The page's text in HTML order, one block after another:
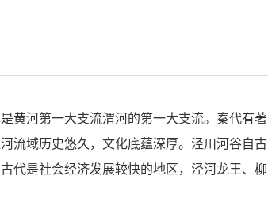
黄河第一大支流渭河的第一大支流。秦代有著
流域历史悠久，文化底蕴深厚。泾川河谷自古
代是社会经济发展较快的地区，泾河龙王、柳